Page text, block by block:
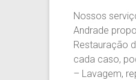
em
prédios
comerciais,
residenciais
Nossos
Andrade
Restauração
cada caso,
– Lavagem,